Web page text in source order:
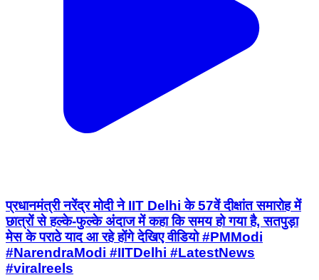
प्रधानमंत्री नरेंद्र मोदी ने IIT Delhi के 57वें दीक्षांत समारोह में
छात्रों से हल्के-फुल्के अंदाज में कहा कि समय हो गया है, सतपुड़ा
मेस के पराठे याद आ रहे होंगे देखिए वीडियो #PMModi
#NarendraModi #IITDelhi #LatestNews
#viralreels